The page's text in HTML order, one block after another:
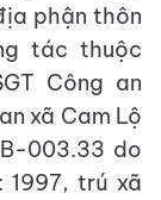
phận thôn
tác thuộc
Công an
xã Cam Lộ
003.33 do
1997, trú xã